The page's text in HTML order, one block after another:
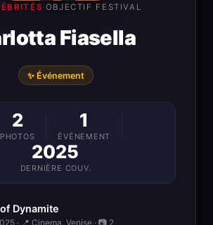
· OBJECTIF FESTIVAL
Fiasella
✨ Événement
2
PHOTOS
1
ÉVÉNEMENT
2025
DERNIÈRE COUV.
Dynamite
· 📍 Cinema, Venise · 📷 2